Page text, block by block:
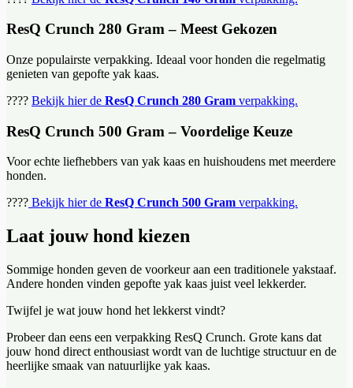
ResQ Crunch 280 Gram – Meest Gekozen
Onze populairste verpakking. Ideaal voor honden die regelmatig
genieten van gepofte yak kaas.
???? Bekijk hier de ResQ Crunch 280 Gram verpakking.
ResQ Crunch 500 Gram – Voordelige Keuze
Voor echte liefhebbers van yak kaas en huishoudens met meerdere
honden.
???? Bekijk hier de ResQ Crunch 500 Gram verpakking.
Laat jouw hond kiezen
Sommige honden geven de voorkeur aan een traditionele yakstaaf.
Andere honden vinden gepofte yak kaas juist veel lekkerder.
Twijfel je wat jouw hond het lekkerst vindt?
Probeer dan eens een verpakking ResQ Crunch. Grote kans dat
jouw hond direct enthousiast wordt van de luchtige structuur en de
heerlijke smaak van natuurlijke yak kaas.